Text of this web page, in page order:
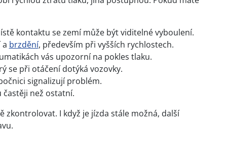
kontaktu se zemí může být viditelné vyboulení.
brzdění, především při vyšších rychlostech.
vás upozorní na pokles tlaku.
se při otáčení dotýká vozovky.
signalizují problém.
než ostatní.
I když je jízda stále možná, další